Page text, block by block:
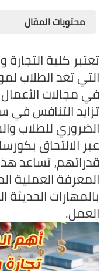
محتويات المقال
تعتبر كلية التجارة
التي تعد الطلاب
في مجالات
تزايد التنافس
الضروري للطلاب
عبر الالتحاق
قدراتهم، تساعد
المعرفة العملية
بالمهارات
العمل.